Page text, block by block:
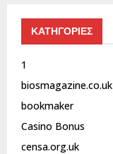
ΚΑΤΗΓΟΡΙΕΣ
1
biosmagazine.co.uk
bookmaker
Casino Bonus
censa.org.uk